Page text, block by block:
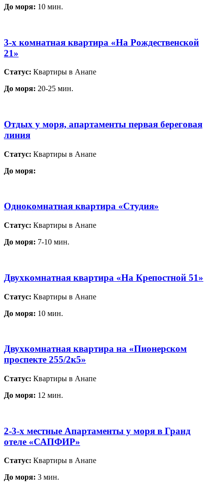
До моря: 10 мин.
3-х комнатная квартира «На Рождественской
21»
Статус: Квартиры в Анапе
До моря: 20-25 мин.
Отдых у моря, апартаменты первая береговая
линия
Статус: Квартиры в Анапе
До моря:
Однокомнатная квартира «Студия»
Статус: Квартиры в Анапе
До моря: 7-10 мин.
Двухкомнатная квартира «На Крепостной 51»
Статус: Квартиры в Анапе
До моря: 10 мин.
Двухкомнатная квартира на «Пионерском
проспекте 255/2к5»
Статус: Квартиры в Анапе
До моря: 12 мин.
2-3-х местные Апартаменты у моря в Гранд
отеле «САПФИР»
Статус: Квартиры в Анапе
До моря: 3 мин.